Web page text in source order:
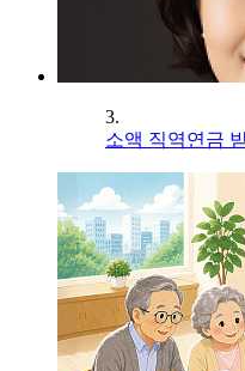
3.
소액 직역연금